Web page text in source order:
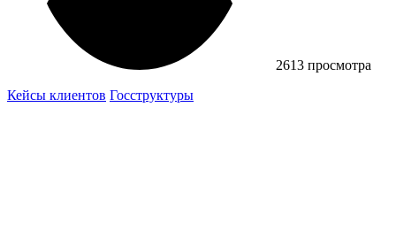
2613 просмотра
Кейсы клиентов Госструктуры